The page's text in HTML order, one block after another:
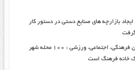
بازارچه های صنایع دستی در دستور کار
پزشکپور رئیس کمیسیون فرهنگی، اجتماعی، ورزشی : ۱۰۰ محله شهر
خانه فرهنگ است